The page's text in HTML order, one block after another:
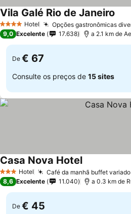
4 EstrelasHotel Opções gastronômicas
Vila Galé Rio de Janeiro
9,0 Excelente 17.638
De € 67
Consulte os preços de 15 sites
3 EstrelasHotel Café da manhã buffet
Casa Nova Hotel
8,6 Excelente 11.040 a 0.3 km de
De € 45